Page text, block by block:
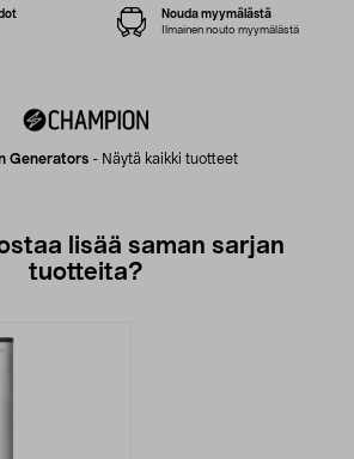
Generators- Näytä kaikki tuotteet
Nouda myymälästä
Ilmainen nouto myymälästä
lisää saman sarjan
tuotteita?